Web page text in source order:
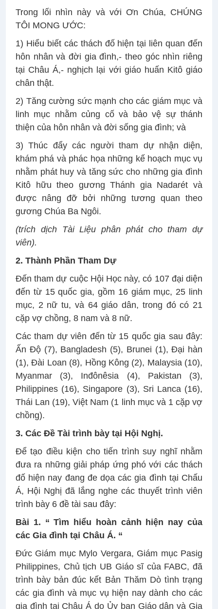
Trong lối nhìn này và với Ơn Chúa, CHÚNG
TÔI MONG ƯỚC:
1) Hiểu biết các thách đố hiện tại liên quan đến
hôn nhân và đời gia đình,- theo góc nhìn riêng
tại Châu Á,- nghịch lại với giáo huấn Kitô giáo
chân thật.
2) Tăng cường sức mạnh cho các giám mục và
linh mục nhằm củng cố và bảo vệ sự thánh
thiện của hôn nhân và đời sống gia đình; và
3) Thúc đẩy các người tham dự nhận diện,
khám phá và phác họa những kế hoạch mục vụ
nhằm phát huy và tăng sức cho những gia đình
Kitô hữu theo gương Thánh gia Nadarét và
được nâng đỡ bởi những tương quan theo
gương Chúa Ba Ngôi.
(trích dịch Tài Liệu phân phát cho tham dự
viên).
2. Thành Phần Tham Dự
Đến tham dự cuộc Hội Học này, có 107 đại diện
đến từ 15 quốc gia, gồm 16 giám mục, 25 linh
mục, 2 nữ tu, và 64 giáo dân, trong đó có 21
cặp vợ chồng, 8 nam và 8 nữ.
Các tham dự viên đến từ 15 quốc gia sau đây:
Ấn Độ (7), Bangladesh (5), Brunei (1), Đại hàn
(1), Đài Loan (8), Hồng Kông (2), Malaysia (10),
Myanmar (3), Inđônêsia (4), Pakistan (3),
Philippines (16), Singapore (3), Sri Lanca (16),
Thái Lan (19), Việt Nam (1 linh mục và 1 cặp vợ
chồng).
3. Các Đề Tài trình bày tại Hội Nghị.
Để tạo điều kiện cho tiến trình suy nghĩ nhằm
đưa ra những giải pháp ứng phó với các thách
đố hiện nay đang đe dọa các gia đình tại Chấu
Á, Hội Nghị đã lắng nghe các thuyết trình viên
trình bày 6 đề tài sau đây:
Bài 1. “ Tìm hiểu hoàn cảnh hiện nay của
các Gia đình tại Châu Á. “
Đức Giám mục Mylo Vergara, Giám mục Pasig
Philippines, Chủ tịch UB Giáo sĩ của FABC, đã
trình bày bản đúc kết Bản Thăm Dò tình trạng
các gia đình và mục vụ hiện nay dành cho các
gia đình tại Châu Á do Ủy ban Giáo dân và Gia